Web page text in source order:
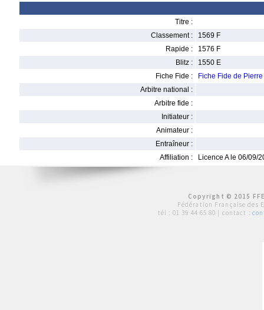
Titre :
Classement :
1569 F
Rapide :
1576 F
Blitz :
1550 E
Fiche Fide :
Fiche Fide de
Arbitre national :
Arbitre fide :
Initiateur :
Animateur :
Entraîneur :
Affiliation :
Licence A le 06/09/
Copyright © 2015
Fédération Française des
tél : 01 39 44 65 80 | contact :